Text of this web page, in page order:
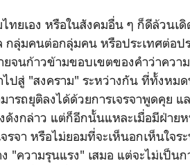
ยเอง หรือในสังคมอื่น ๆ ก็ดีล้วนเ
ลุ่มคนต่อกลุ่มคน หรือประเทศต่อป
จนก้าวข้ามขอบเขตของคำว่าควา
ปสู่ "สงคราม" ระหว่างกัน ที่ทั้งหม
รถยุติลงได้ด้วยการเจรจาพูดคุย แ
งกล่าว แต่ก็อีกนั้นแหละเมื่อมีฝ่ายห
จา หรือไม่ยอมที่จะเห็นอกเห็นใจร
"ความรุนแรง" เสมอ แต่จะไม่เป็น